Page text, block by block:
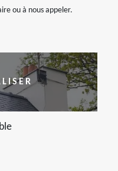
ou à nous appeler.